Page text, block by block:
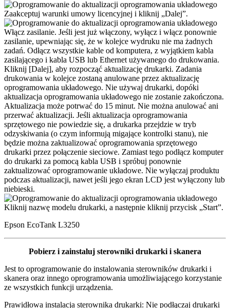
Zaakceptuj warunki umowy licencyjnej i kliknij „Dalej”.
Włącz zasilanie. Jeśli jest już włączony, wyłącz i włącz ponownie
zasilanie, upewniając się, że w kolejce wydruku nie ma żadnych
zadań. Odłącz wszystkie kable od komputera, z wyjątkiem kabla
zasilającego i kabla USB lub Ethernet używanego do drukowania.
Kliknij [Dalej], aby rozpocząć aktualizację drukarki. Zadania
drukowania w kolejce zostaną anulowane przez aktualizację
oprogramowania układowego. Nie używaj drukarki, dopóki
aktualizacja oprogramowania układowego nie zostanie zakończona.
Aktualizacja może potrwać do 15 minut. Nie można anulować ani
przerwać aktualizacji. Jeśli aktualizacja oprogramowania
sprzętowego nie powiedzie się, a drukarka przejdzie w tryb
odzyskiwania (o czym informują migające kontrolki stanu), nie
będzie można zaktualizować oprogramowania sprzętowego
drukarki przez połączenie sieciowe. Zamiast tego podłącz komputer
do drukarki za pomocą kabla USB i spróbuj ponownie
zaktualizować oprogramowanie układowe. Nie wyłączaj produktu
podczas aktualizacji, nawet jeśli jego ekran LCD jest wyłączony lub
niebieski.
Kliknij nazwę modelu drukarki, a następnie kliknij przycisk „Start”.
Epson EcoTank L3250
Pobierz i zainstaluj sterowniki drukarki i skanera
Jest to oprogramowanie do instalowania sterowników drukarki i
skanera oraz innego oprogramowania umożliwiającego korzystanie
ze wszystkich funkcji urządzenia.
Prawidłowa instalacja sterownika drukarki: Nie podłączaj drukarki